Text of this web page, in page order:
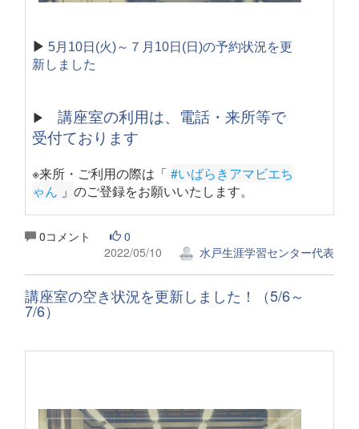
▶ 5月10日(火)～７月10日(日)の予約状況を更
新しました
▶ 講座室の利用は、電話・来所等で
受付ております
※来所・ご利用の際は「 #いばらきアマビエち
ゃん 」 のご登録をお願いいたします。
0コメント
0
2022/05/10
水戸生涯学習センター代表
講座室の空き状況を更新しました！（5/6～
7/6）